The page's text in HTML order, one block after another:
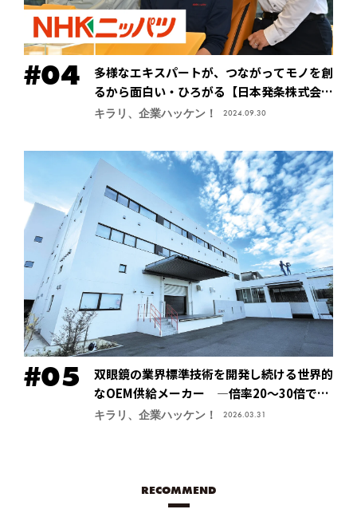
多様なエキスパートが、つながってモノを創
るから面白い・ひろがる【日本発条株式会社
（ニッパツ）】
キラリ、企業ハッケン！ 2024.09.30
双眼鏡の業界標準技術を開発し続ける世界的
なOEM供給メーカー ―倍率20～30倍でも
像が安定する手振れ防止技術で特許取得、今
キラリ、企業ハッケン！ 2026.03.31
RECOMMEND